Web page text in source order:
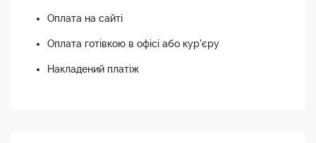
Оплата на сайті
Оплата готівкою в офісі або кур'єру
Накладений платіж